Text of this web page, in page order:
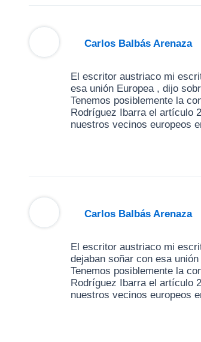
Carlos Balbás Arenaza
El escritor austriaco mi
esa unión Europea , dijo
Tenemos posiblemente la
Rodríguez Ibarra el artículo
nuestros vecinos europeos
Carlos Balbás Arenaza
El escritor austriaco mi
dejaban soñar con esa
Tenemos posiblemente la
Rodríguez Ibarra el artículo
nuestros vecinos europeos